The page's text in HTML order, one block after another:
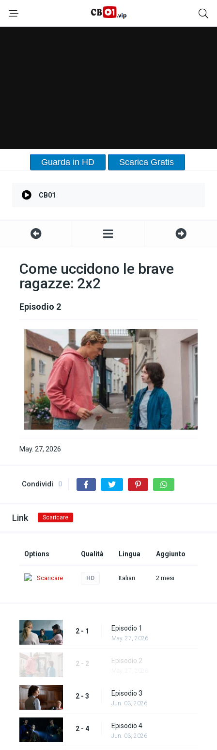
Guarda in HD Scarica Gratis
CB01
Come uccidono le brave
ragazze: 2x2
Episodio 2
May. 27, 2026
Condividi 0
Link Scaricare
Options Qualità Lingua Aggiunto
Scaricare HD Italian 2 mesi
2 - 1 Episodio 1
May. 27, 2026
2 - 2 Episodio 2
2 - 3 Episodio 3
Jun. 03, 2026
2 - 4 Episodio 4
Jun. 03, 2026